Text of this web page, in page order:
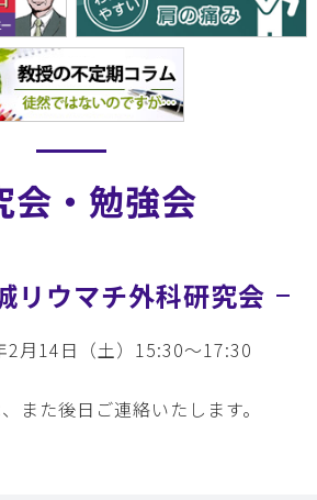
会・勉強会
リウマチ外科研究会
14日（土）15:30～17:30
また後日ご連絡いたします。